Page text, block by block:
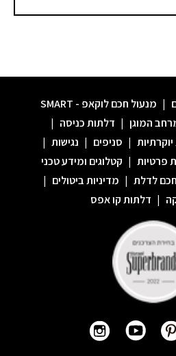
| מנעול חכם לוקאפ - SMART
המוגן | דלתות כניסה |
| סניפים | נגישות |
פרטיות | קטלוגים ומידע טכני
לדלת | מדיניות ביטולים |
| דלתות קו אפס